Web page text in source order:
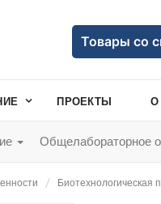
Товары со
ПРОЕКТЫ О
Общелабораторное